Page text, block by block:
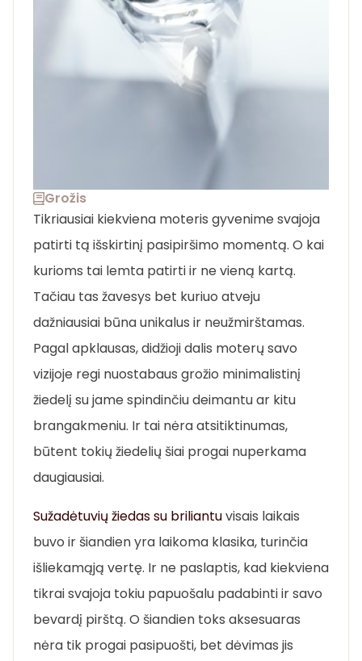
Grožis
Tikriausiai kiekviena moteris gyvenime svajoja
patirti tą išskirtinį pasipiršimo momentą. O kai
kurioms tai lemta patirti ir ne vieną kartą.
Tačiau tas žavesys bet kuriuo atveju
dažniausiai būna unikalus ir neužmirštamas.
Pagal apklausas, didžioji dalis moterų savo
vizijoje regi nuostabaus grožio minimalistinį
žiedelį su jame spindinčiu deimantu ar kitu
brangakmeniu. Ir tai nėra atsitiktinumas,
būtent tokių žiedelių šiai progai nuperkama
daugiausiai.
Sužadėtuvių žiedas su briliantuvisais laikais
buvo ir šiandien yra laikoma klasika, turinčia
išliekamąją vertę. Ir ne paslaptis, kad kiekviena
tikrai svajoja tokiu papuošalu padabinti ir savo
bevardį pirštą. O šiandien toks aksesuaras
nėra tik progai pasipuošti, bet dėvimas jis